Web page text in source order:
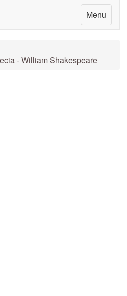
Menu
- William Shakespeare